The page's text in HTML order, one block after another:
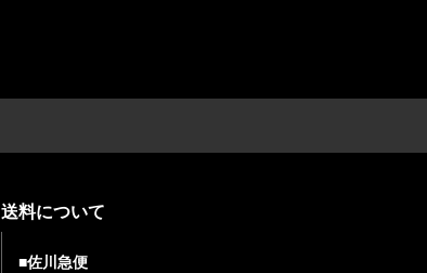
送料について
■佐川急便